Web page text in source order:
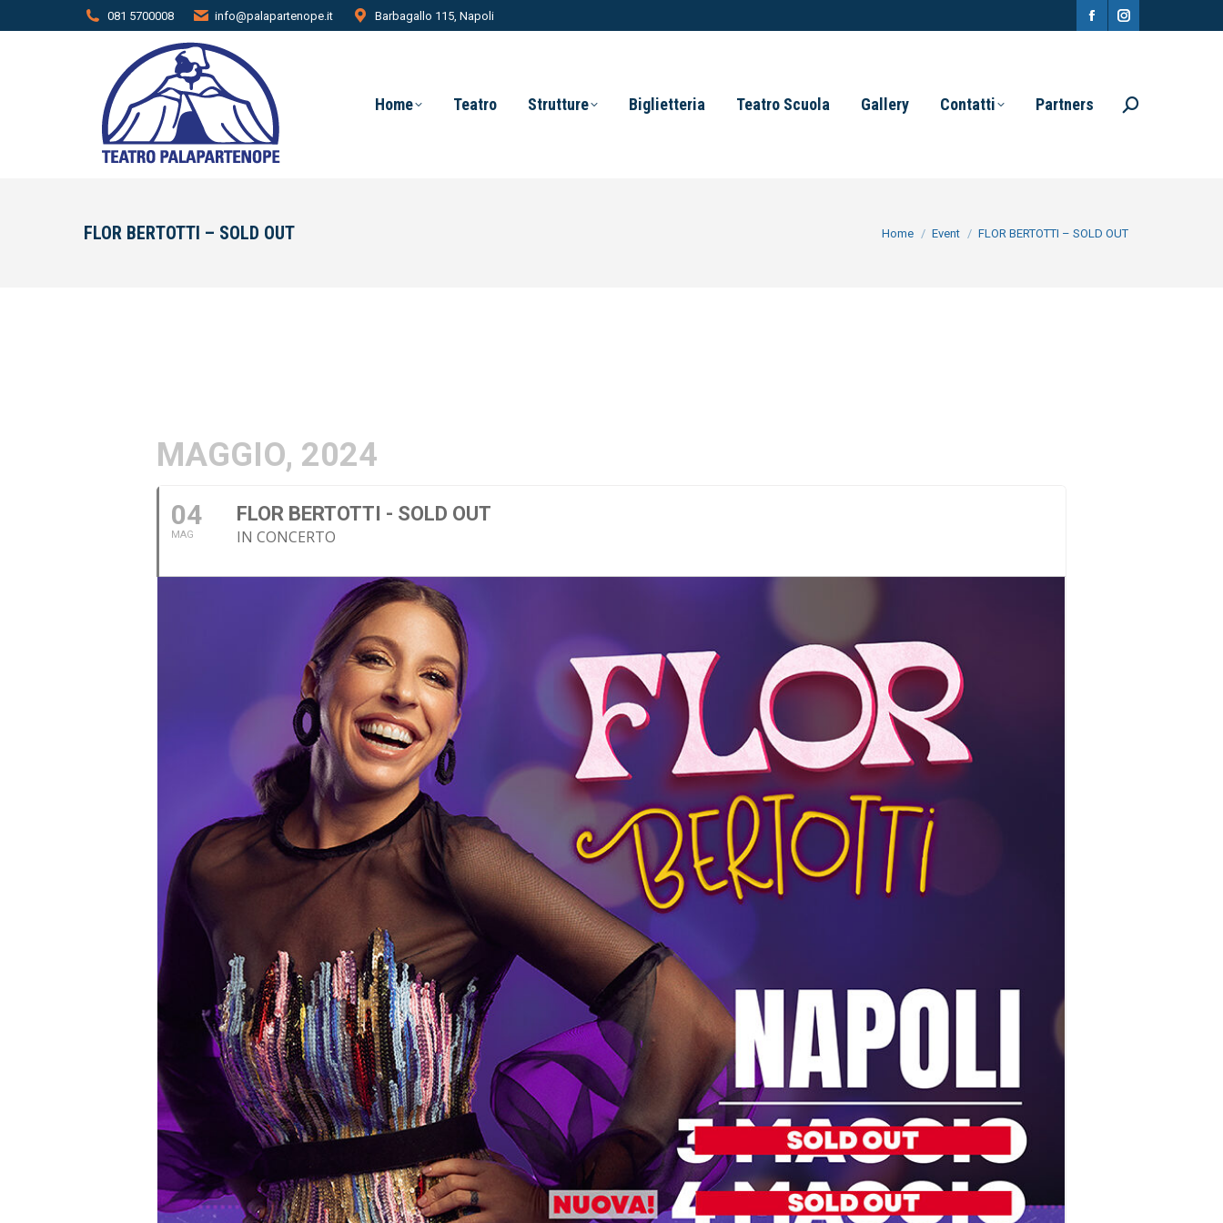
081 5700008 info@palapartenope.it Barbagallo 115, Napoli
FacebookInstagram
Home Teatro Strutture Biglietteria Teatro Scuola Gallery Contatti Partners Search:
FLOR BERTOTTI – SOLD OUT You are here:
Home Event FLOR BERTOTTI – SOLD OUT
MAGGIO, 2024
04
MAG
FLOR BERTOTTI - SOLD OUT
IN CONCERTO